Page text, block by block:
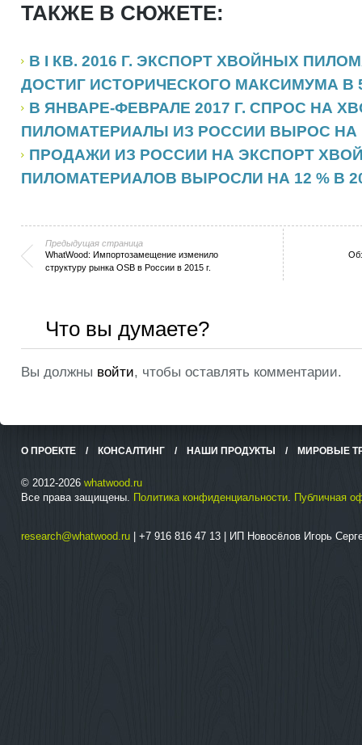
ТАКЖЕ В СЮЖЕТЕ:
В I КВ. 2016 Г. ЭКСПОРТ ХВОЙНЫХ
ДОСТИГ ИСТОРИЧЕСКОГО МАКСИМУМА В
В ЯНВАРЕ-ФЕВРАЛЕ 2017 Г. СПРОС НА
ПИЛОМАТЕРИАЛЫ ИЗ РОССИИ ВЫРОС НА
ПРОДАЖИ ИЗ РОССИИ НА ЭКСПОРТ
ПИЛОМАТЕРИАЛОВ ВЫРОСЛИ НА 12 % В
Предыдущая страница
WhatWood: Импортозамещение изменило
структуру рынка OSB в России в 2015 г.
Что вы думаете?
Вы должны войти, чтобы оставлять комментарии.
О ПРОЕКТЕ / КОНСАЛТИНГ / НАШИ ПРОДУКТЫ / МИРОВЫЕ
© 2012-2026 whatwood.ru
Все права защищены. Политика конфиденциальности. Публичная
research@whatwood.ru | +7 916 816 47 13 | ИП Новосёлов Игорь